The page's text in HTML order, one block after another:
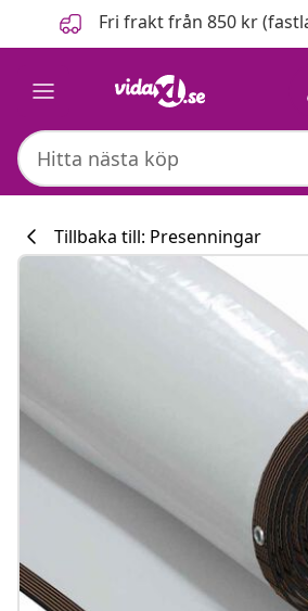
FöregåendeFri frakt från 850 kr
Tillbaka till: Presenningar